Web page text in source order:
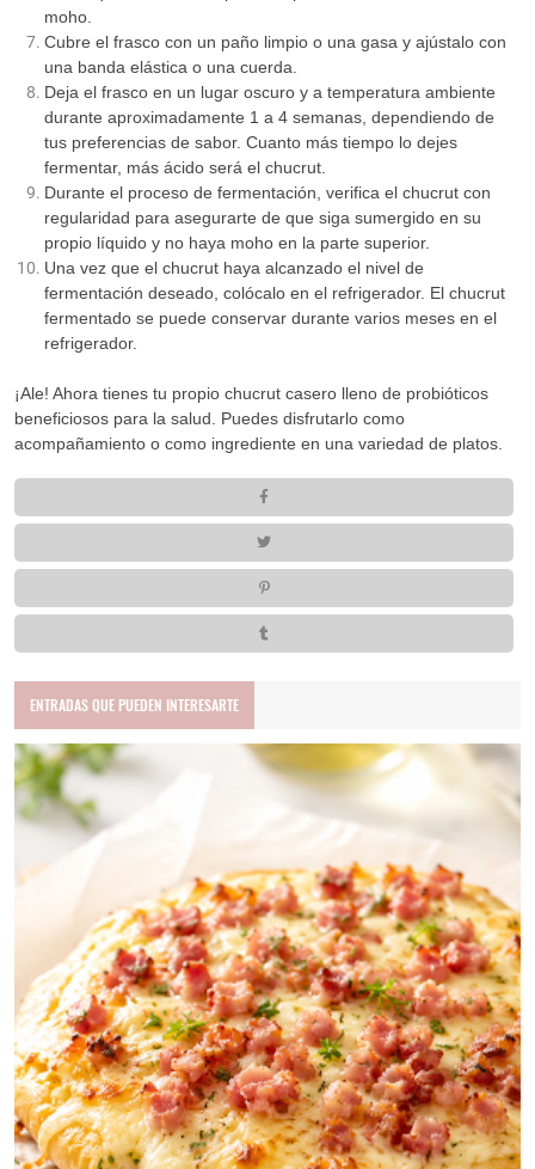
moho.
Cubre el frasco con un paño limpio o una gasa y ajústalo con
una banda elástica o una cuerda.
Deja el frasco en un lugar oscuro y a temperatura ambiente
durante aproximadamente 1 a 4 semanas, dependiendo de
tus preferencias de sabor. Cuanto más tiempo lo dejes
fermentar, más ácido será el chucrut.
Durante el proceso de fermentación, verifica el chucrut con
regularidad para asegurarte de que siga sumergido en su
propio líquido y no haya moho en la parte superior.
Una vez que el chucrut haya alcanzado el nivel de
fermentación deseado, colócalo en el refrigerador. El chucrut
fermentado se puede conservar durante varios meses en el
refrigerador.
¡Ale! Ahora tienes tu propio chucrut casero lleno de probióticos
beneficiosos para la salud. Puedes disfrutarlo como
acompañamiento o como ingrediente en una variedad de platos.
ENTRADAS QUE PUEDEN INTERESARTE